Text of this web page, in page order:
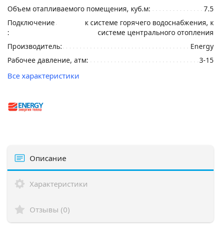
Объем отапливаемого помещения, куб.м:
7.5
Подключение
:
к системе горячего водоснабжения, к
системе центрального отопления
Производитель:
Energy
Рабочее давление, атм:
3-15
Все характеристики
Описание
Характеристики
Отзывы (0)